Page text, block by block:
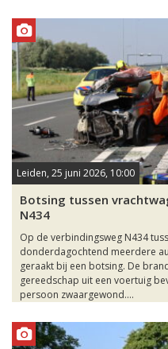
Leiden, 25 juni 2026, 10:00
Botsing tussen
N434
Op de verbindingsweg N434
donderdagochtend meerdere
geraakt bij een botsing. De
gereedschap uit een voertuig
persoon zwaargewond....